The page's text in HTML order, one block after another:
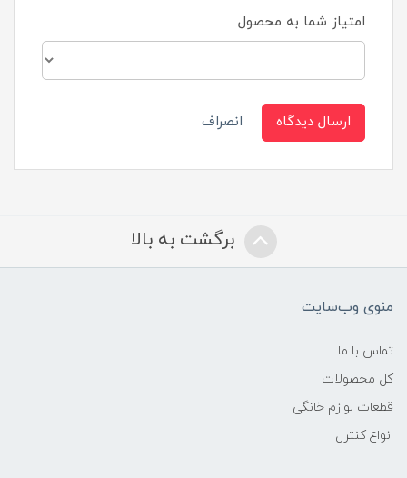
امتیاز شما به محصول
ارسال دیدگاه انصراف
برگشت به بالا
منوی وب‌سایت
تماس با ما
کل محصولات
قطعات لوازم خانگی
انواع کنترل